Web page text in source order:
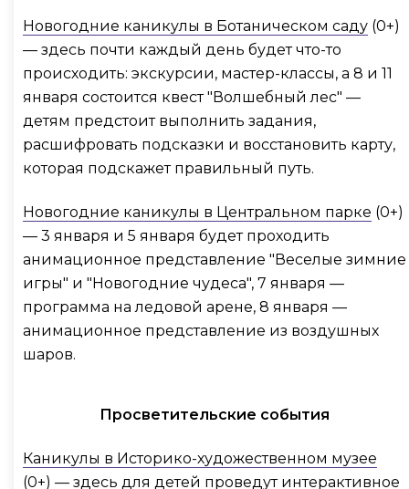
Новогодние каникулы в Ботаническом саду (0+)
— здесь почти каждый день будет что-то
происходить: экскурсии, мастер-классы, а 8 и 11
января состоится квест "Волшебный лес" —
детям предстоит выполнить задания,
расшифровать подсказки и восстановить карту,
которая подскажет правильный путь.
Новогодние каникулы в Центральном парке (0+)
— 3 января и 5 января будет проходить
анимационное представление "Веселые зимние
игры" и "Новогодние чудеса", 7 января —
программа на ледовой арене, 8 января —
анимационное представление из воздушных
шаров.
Просветительские события
Каникулы в Историко-художественном музее
(0+) — здесь для детей проведут интерактивное